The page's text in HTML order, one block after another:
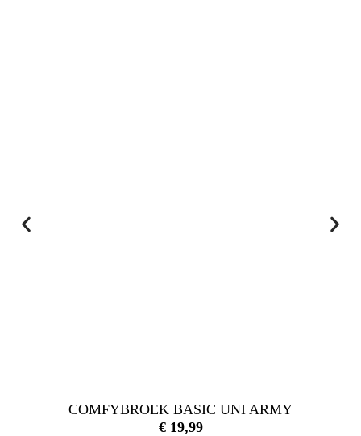
COMFYBROEK BASIC UNI ARMY
€19,99